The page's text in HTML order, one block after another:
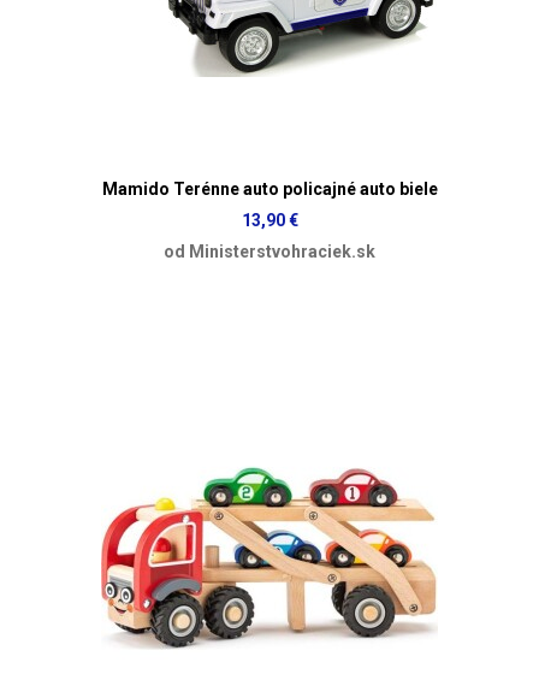
Mamido Terénne auto policajné auto biele
13,90 €
od Ministerstvohraciek.sk